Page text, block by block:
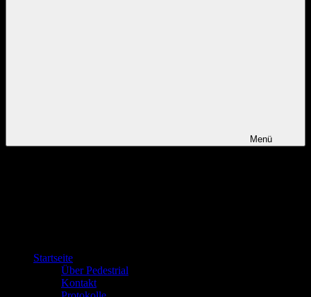
Menü
Startseite
Über Pedestrial
Kontakt